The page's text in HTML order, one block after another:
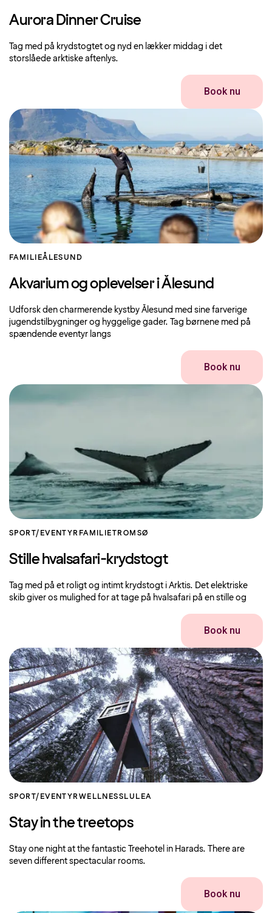
Aurora Dinner Cruise
Tag med på krydstogtet og nyd en lækker middag i det
storslåede arktiske aftenlys.
Book nu
FAMILIEÅLESUND
Akvarium og oplevelser i Ålesund
Udforsk den charmerende kystby Ålesund med sine farverige
jugendstilbygninger og hyggelige gader. Tag børnene med på
spændende eventyr langs
Book nu
SPORT/EVENTYR FAMILIE TROMSØ
Stille hvalsafari-krydstogt
Tag med på et roligt og intimt krydstogt i Arktis. Det elektriske
skib giver os mulighed for at tage på hvalsafari på en stille og
Book nu
SPORT/EVENTYRWELLNESS LULEA
Stay in the treetops
Stay one night at the fantastic Treehotel in Harads. There are
seven different spectacular rooms.
Book nu